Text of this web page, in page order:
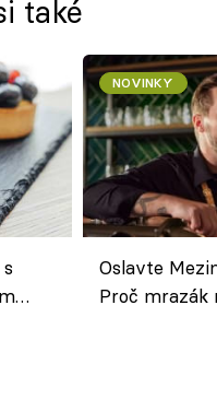
také
NOVINKY
Oslavte
Proč